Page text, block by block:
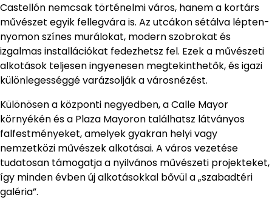
Castellón nemcsak történelmi város, hanem a kortárs
művészet egyik fellegvára is. Az utcákon sétálva lépten-
nyomon színes murálokat, modern szobrokat és
izgalmas installációkat fedezhetsz fel. Ezek a művészeti
alkotások teljesen ingyenesen megtekinthetők, és igazi
különlegességgé varázsolják a városnézést.
Különösen a központi negyedben, a Calle Mayor
környékén és a Plaza Mayoron találhatsz látványos
falfestményeket, amelyek gyakran helyi vagy
nemzetközi művészek alkotásai. A város vezetése
tudatosan támogatja a nyilvános művészeti projekteket,
így minden évben új alkotásokkal bővül a „szabadtéri
galéria”.